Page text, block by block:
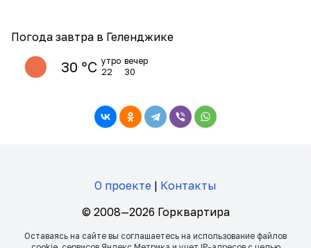
Погода завтра в Геленджике
30 ℃ утро
22
вечер
30
О проекте | Контакты
© 2008—2026 Горквартира
Оставаясь на сайте вы соглашаетесь на использование файлов